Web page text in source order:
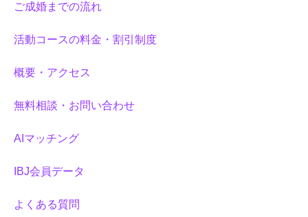
ご成婚までの流れ
活動コースの料金・割引制度
概要・アクセス
無料相談・お問い合わせ
AIマッチング
IBJ会員データ
よくある質問